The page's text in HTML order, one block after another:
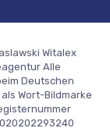
Witalex
Alle
Deutschen
Wort-Bildmarke